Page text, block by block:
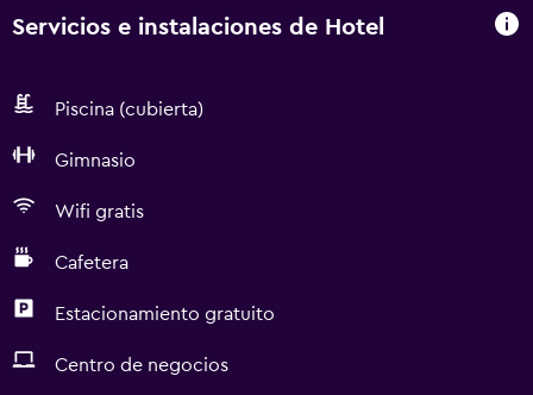
Servicios e instalaciones de Hotel
Piscina (cubierta)
Gimnasio
Wifi gratis
Cafetera
Estacionamiento gratuito
Centro de negocios